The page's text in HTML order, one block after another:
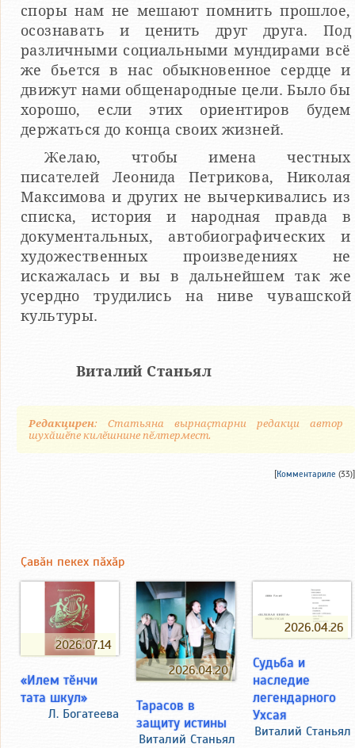
споры нам не мешают помнить прошлое,
осознавать и ценить друг друга. Под
различными социальными мундирами всё
же бьется в нас обыкновенное сердце и
движут нами общенародные цели. Было бы
хорошо, если этих ориентиров будем
держаться до конца своих жизней.
Желаю, чтобы имена честных
писателей Леонида Петрикова, Николая
Максимова и других не вычеркивались из
списка, история и народная правда в
документальных, автобиографических и
художественных произведениях не
искажалась и вы в дальнейшем так же
усердно трудились на ниве чувашской
культуры.
Виталий Станьял
Редакцирен: Статьяна вырнаҫтарни редакци автор
шухӑшӗпе килӗшнине пӗлтермест.
[Комментариле (33)]
Ҫавӑн пекех пӑхӑр
2026.07.14
«Илем тӗнчи
тата шкул»
Л. Богатеева
2026.04.20
Тарасов в
защиту истины
Виталий Станьял
2026.04.26
Судьба и
наследие
легендарного
Ухсая
Виталий Станьял